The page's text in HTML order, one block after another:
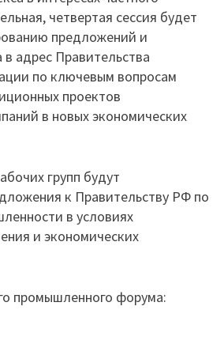
четвертая сессия будет
предложений и
адрес Правительства
по ключевым вопросам
проектов
в новых экономических
групп будут
к Правительству РФ по
в условиях
и экономических
промышленного форума: